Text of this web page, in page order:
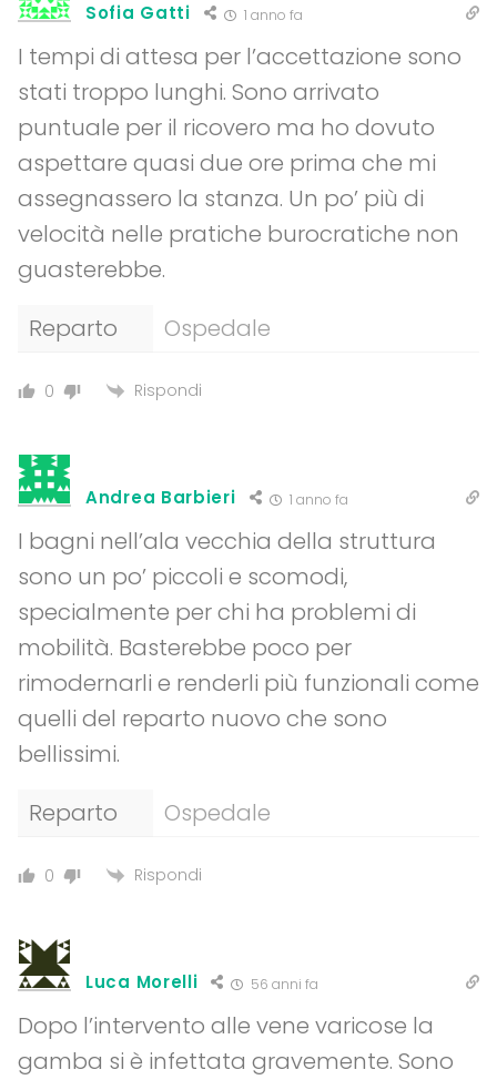
Sofia Gatti 1 anno fa
I tempi di attesa per l’accettazione sono
stati troppo lunghi. Sono arrivato
puntuale per il ricovero ma ho dovuto
aspettare quasi due ore prima che mi
assegnassero la stanza. Un po’ più di
velocità nelle pratiche burocratiche non
guasterebbe.
Reparto
Ospedale
0 Rispondi
Andrea Barbieri 1 anno fa
I bagni nell’ala vecchia della struttura
sono un po’ piccoli e scomodi,
specialmente per chi ha problemi di
mobilità. Basterebbe poco per
rimodernarli e renderli più funzionali come
quelli del reparto nuovo che sono
bellissimi.
Reparto
Ospedale
0 Rispondi
Luca Morelli 56 anni fa
Dopo l’intervento alle vene varicose la
gamba si è infettata gravemente. Sono